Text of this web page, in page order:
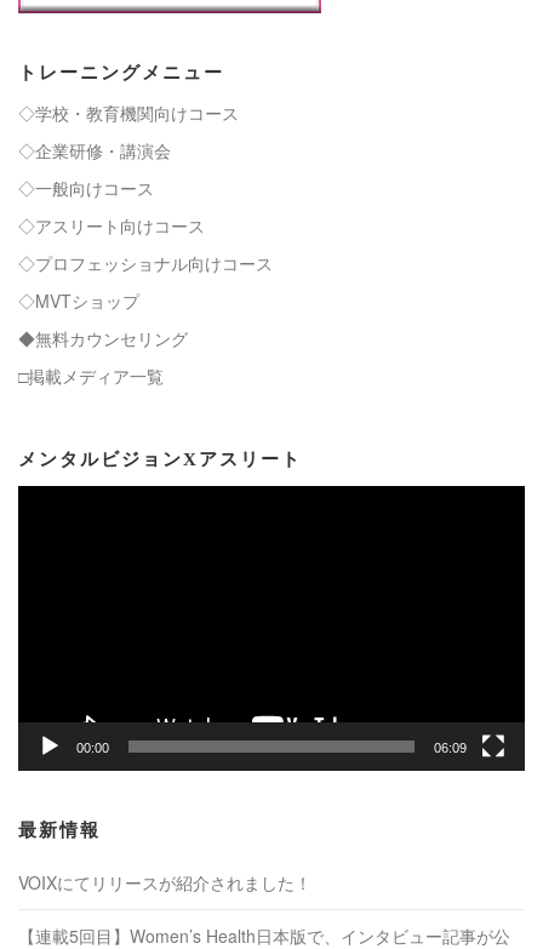
トレーニングメニュー
◇学校・教育機関向けコース
◇企業研修・講演会
◇一般向けコース
◇アスリート向けコース
◇プロフェッショナル向けコース
◇MVTショップ
◆無料カウンセリング
□掲載メディア一覧
メンタルビジョンXアスリート
00:00 06:09
最新情報
VOIXにてリリースが紹介されました！
【連載5回目】Women’s Health日本版で、インタビュー記事が公